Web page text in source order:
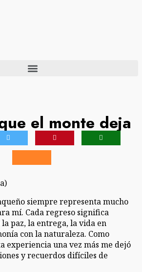
el monte deja
siempre representa mucho
mí. Cada regreso significa
paz, la entrega, la vida en
con la naturaleza. Como
experiencia una vez más me dejó
y recuerdos difíciles de